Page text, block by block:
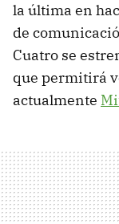
la última en
de
Cuatro se
que permitirá
actualmente